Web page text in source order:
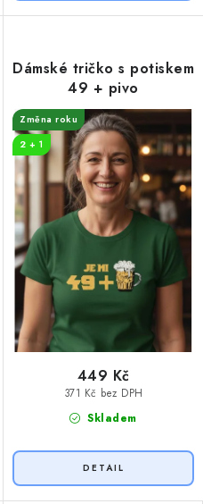
Dámské tričko s potiskem
49 + pivo
Změna roku
2 + 1
Skladem
371 Kč bez DPH
449 Kč